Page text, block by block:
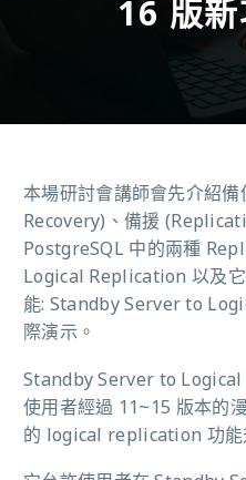
16 版
本場研討會講師會先介紹
Recovery)、備援
PostgreSQL 中的兩種
Logical Replication 以及
能: Standby Server to
際演示。
Standby Server to
使用者經過 11~15 版本的
的 logical replication 功能